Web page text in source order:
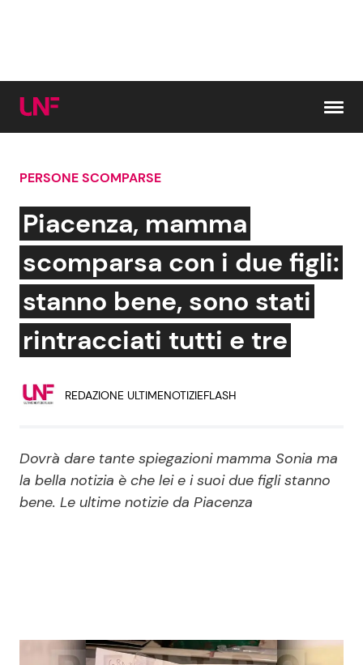
Cerca:
News e Cronaca
Attualità Italiana
Dal Mondo
Politica
Gossip e TV
Bellezze VIP
Coppie VIP
Reality e Talent
News Musica
PERSONE SCOMPARSE
Piacenza, mamma
scomparsa con i due figli:
stanno bene, sono stati
rintracciati tutti e tre
REDAZIONE ULTIMENOTIZIEFLASH
Dovrà dare tante spiegazioni mamma Sonia ma
la bella notizia è che lei e i suoi due figli stanno
bene. Le ultime notizie da Piacenza